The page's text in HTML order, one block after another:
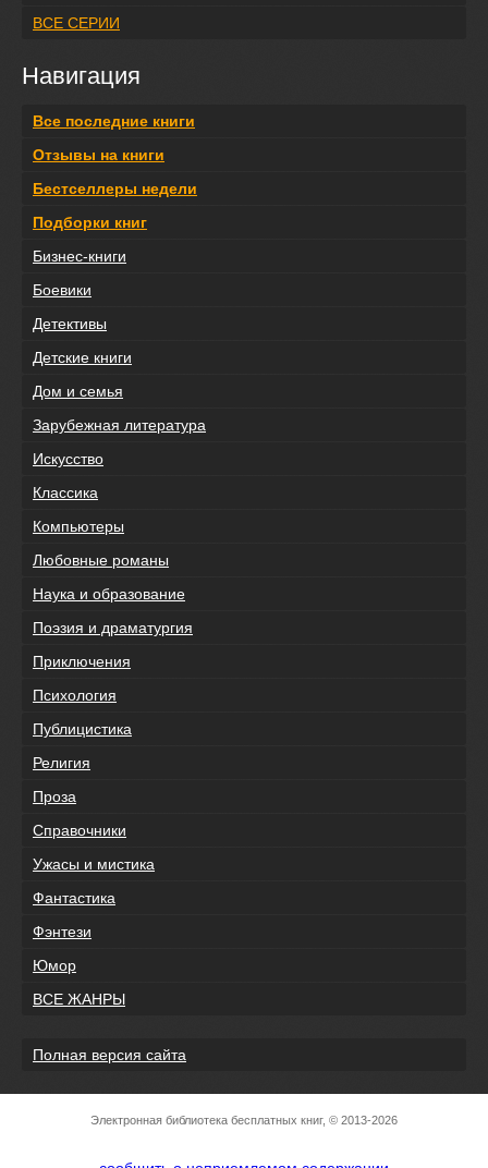
ВСЕ СЕРИИ
Навигация
Все последние книги
Отзывы на книги
Бестселлеры недели
Подборки книг
Бизнес-книги
Боевики
Детективы
Детские книги
Дом и семья
Зарубежная литература
Искусство
Классика
Компьютеры
Любовные романы
Наука и образование
Поэзия и драматургия
Приключения
Психология
Публицистика
Религия
Проза
Справочники
Ужасы и мистика
Фантастика
Фэнтези
Юмор
ВСЕ ЖАНРЫ
Полная версия сайта
Электронная библиотека бесплатных книг, © 2013-2026